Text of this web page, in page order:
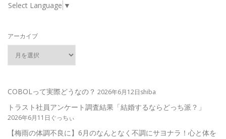
Select Language ▼
アーカイブ
COBOLって実際どうなの？ 2026年6月12日shiba
トラスト社員アンケート調査結果「結婚するならどっち派？」
2026年6月11日ぐっちぃ
【梅雨の体調不良に】6月のなんとなく不調にサヨナラ！心と体を